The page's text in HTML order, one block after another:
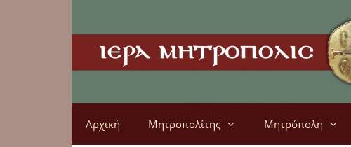
Αρχική Μητροπολίτης Μητρόπολη